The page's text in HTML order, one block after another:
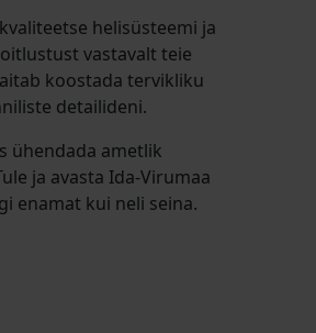
helisüsteemi ja
vastavalt teie
koostada tervikliku
detailideni.
ühendada ametlik
ja avasta Ida-Virumaa
enamat kui neli seina.